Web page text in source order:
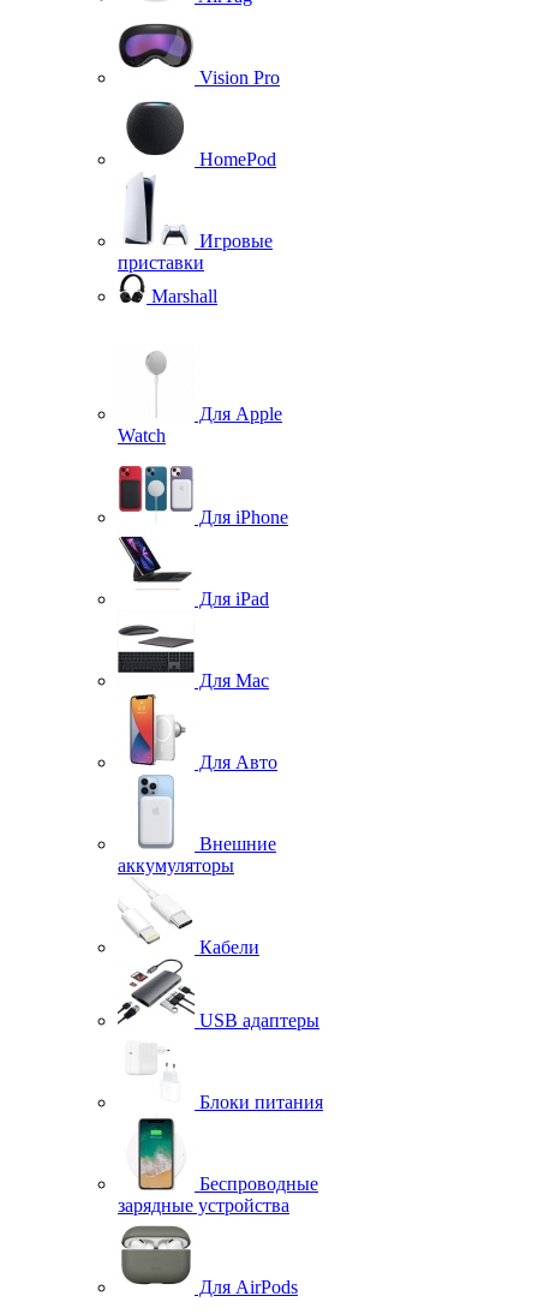
Vision Pro
HomePod
Игровые
приставки
Marshall
Для Apple
Watch
Для iPhone
Для iPad
Для Mac
Для Авто
Внешние
аккумуляторы
Кабели
USB адаптеры
Блоки питания
Беспроводные
зарядные устройства
Для AirPods